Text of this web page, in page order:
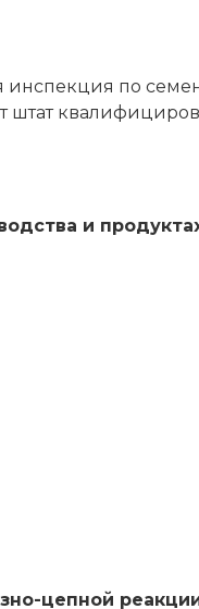
инспекция по
штат
и
цепной